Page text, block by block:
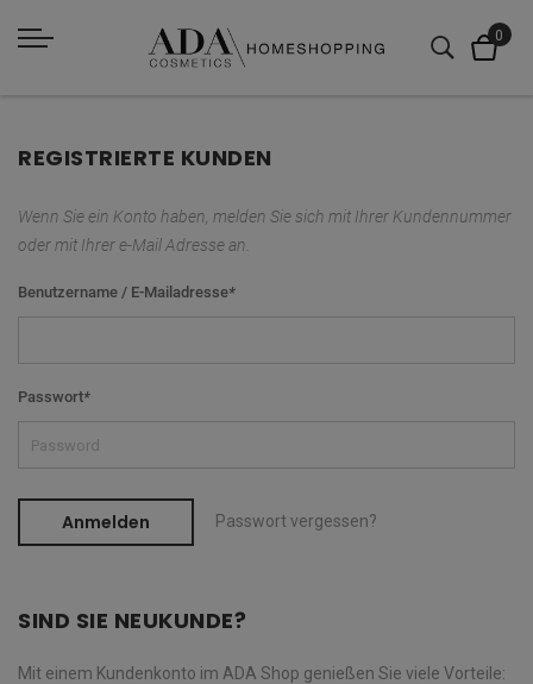
REGISTRIERTE KUNDEN
Wenn Sie ein Konto haben, melden Sie sich mit Ihrer Kundennummer
oder mit Ihrer e-Mail Adresse an.
Benutzername / E-Mailadresse*
Passwort*
Anmelden Passwort vergessen?
SIND SIE NEUKUNDE?
Mit einem Kundenkonto im ADA Shop genießen Sie viele Vorteile: